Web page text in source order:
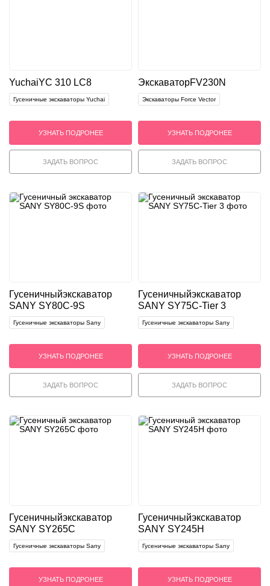
YuchaiYC 310 LC8
Гусеничные экскаваторы Yuchai
УЗНАТЬ ПОДРОНЕЕ
ЗАДАТЬ ВОПРОС
ЭкскаваторFV230N
Экскаваторы Force Vector
УЗНАТЬ ПОДРОНЕЕ
ЗАДАТЬ ВОПРОС
Гусеничныйэкскаватор
SANY SY80C-9S
Гусеничные экскаваторы Sany
УЗНАТЬ ПОДРОНЕЕ
ЗАДАТЬ ВОПРОС
Гусеничныйэкскаватор
SANY SY75C-Tier 3
Гусеничные экскаваторы Sany
УЗНАТЬ ПОДРОНЕЕ
ЗАДАТЬ ВОПРОС
Гусеничныйэкскаватор
SANY SY265C
Гусеничные экскаваторы Sany
УЗНАТЬ ПОДРОНЕЕ
Гусеничныйэкскаватор
SANY SY245H
Гусеничные экскаваторы Sany
УЗНАТЬ ПОДРОНЕЕ